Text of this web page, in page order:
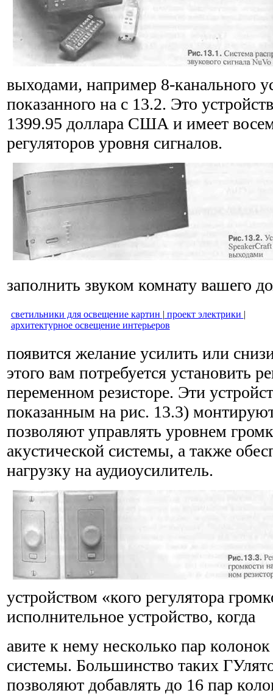
выходами, например 8-канального
показанного на с 13.2. Это
1399.95 доллара США и имеет
регуляторов уровня сигналов.
заполнить звуком комнату вашего
светильники для освещение картин | проект электрики |
архитектурное освещение интерьеров
появится желание усилить или
этого вам потребуется установить
переменном резисторе. Эти
показанным на рис. 13.3)
позволяют управлять уровнем
акустической системы, а также
нагрузку на аудиоусилитель.
устройством «кого регулятора
исполнительное устройство, когда
авите к нему несколько пар
системы. Большинство таких
позволяют добавлять до 16 пар